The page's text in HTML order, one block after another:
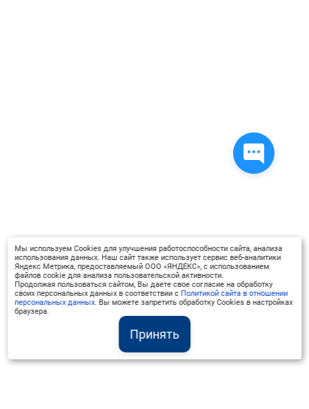
Принять
Мы используем Cookies для улучшения работоспособности сайта, анализа
использования данных. Наш сайт также использует сервис веб-аналитики
Яндекс Метрика, предоставляемый ООО «ЯНДЕКС», с использованием
файлов cookie для анализа пользовательской активности.
Продолжая пользоваться сайтом, Вы даете свое согласие на обработку
своих персональных данных в соответствии с Политикой сайта в отношении
персональных данных. Вы можете запретить обработку Cookies в настройках
браузера.